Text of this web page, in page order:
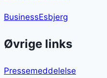
BusinessEsbjerg
Øvrige links
Pressemeddelelse